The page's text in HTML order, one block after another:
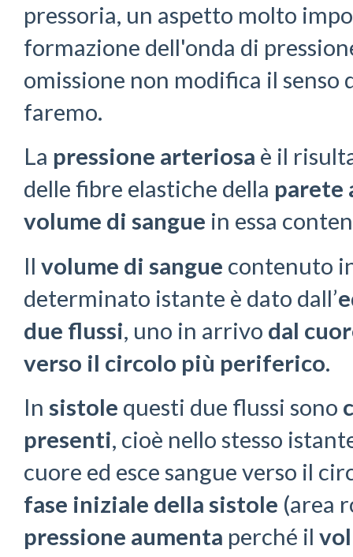
pressoria, un aspetto molto
formazione dell'onda di
omissione non modifica il senso
faremo.
La pressione arteriosa è il
delle fibre elastiche della parete
volume di sangue in essa
Il volume di sangue contenuto
determinato istante è dato dall’
due flussi, uno in arrivo dal
verso il circolo più periferico.
In sistole questi due flussi sono
presenti, cioè nello stesso
cuore ed esce sangue verso il
fase iniziale della sistole (area
pressione aumenta perché il